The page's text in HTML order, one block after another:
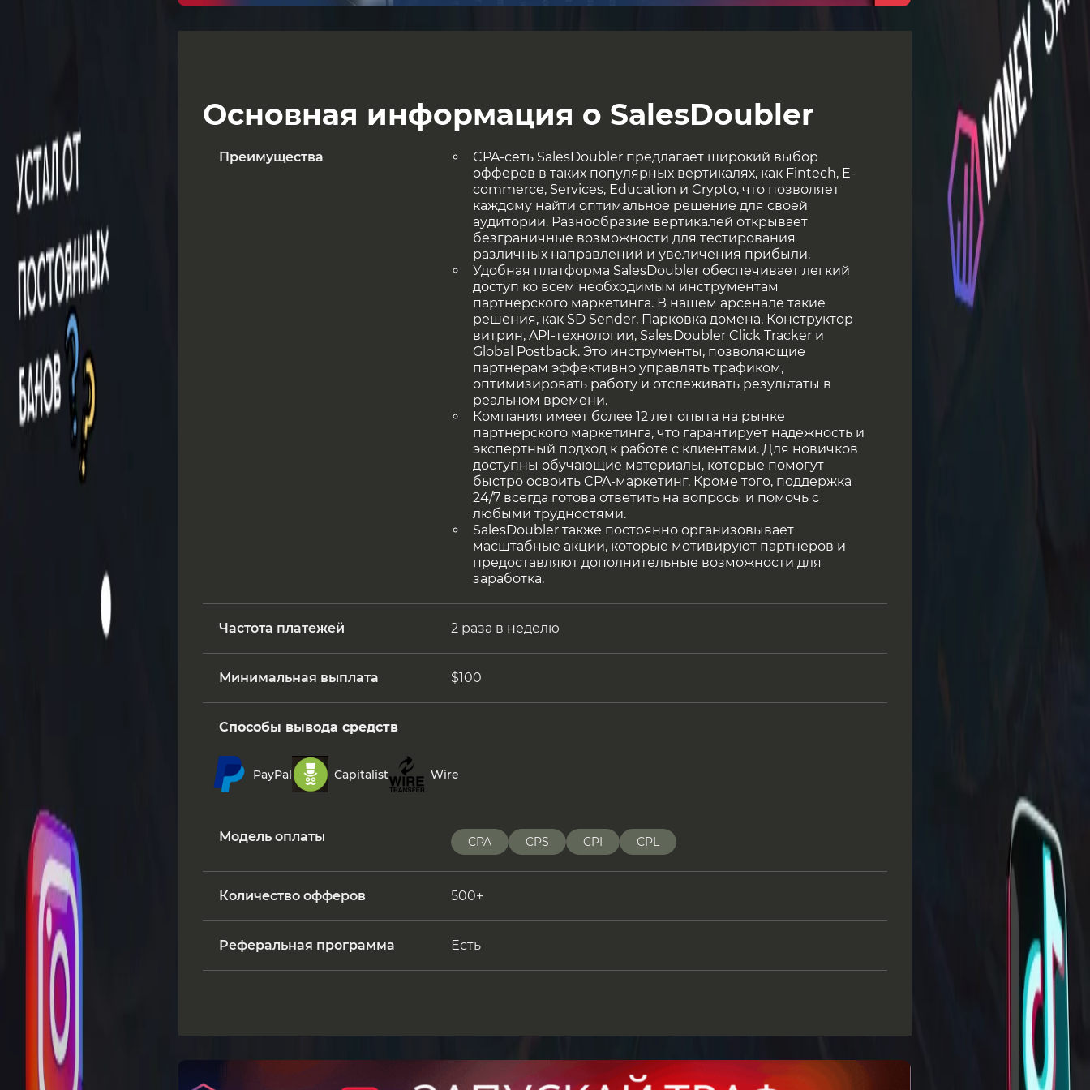
Основная информация о SalesDoubler
Преимущества
CPA-сеть SalesDoubler предлагает широкий выбор
офферов в таких популярных вертикалях, как Fintech, E-
commerce, Services, Education и Crypto, что позволяет
каждому найти оптимальное решение для своей
аудитории. Разнообразие вертикалей открывает
безграничные возможности для тестирования
различных направлений и увеличения прибыли.
Удобная платформа SalesDoubler обеспечивает легкий
доступ ко всем необходимым инструментам
партнерского маркетинга. В нашем арсенале такие
решения, как SD Sender, Парковка домена, Конструктор
витрин, API-технологии, SalesDoubler Click Tracker и
Global Postback. Это инструменты, позволяющие
партнерам эффективно управлять трафиком,
оптимизировать работу и отслеживать результаты в
реальном времени.
Компания имеет более 12 лет опыта на рынке
партнерского маркетинга, что гарантирует надежность и
экспертный подход к работе с клиентами. Для новичков
доступны обучающие материалы, которые помогут
быстро освоить CPA-маркетинг. Кроме того, поддержка
24/7 всегда готова ответить на вопросы и помочь с
любыми трудностями.
SalesDoubler также постоянно организовывает
масштабные акции, которые мотивируют партнеров и
предоставляют дополнительные возможности для
заработка.
Частота платежей 2 раза в неделю
Минимальная выплата $100
Способы вывода средств
PayPal Capitalist Wire
Модель оплаты CPA CPS CPI СPL
Количество офферов 500+
Реферальная программа Есть